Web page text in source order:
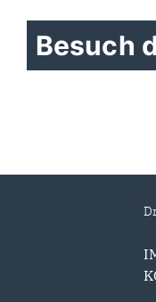
Besuch